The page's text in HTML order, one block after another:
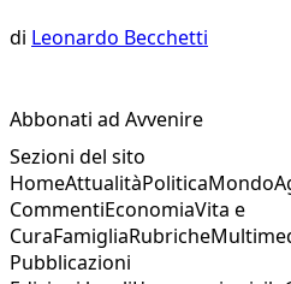
di Leonardo Becchetti
Abbonati ad Avvenire
Sezioni del sito
HomeAttualitàPoliticaMondo
CommentiEconomiaVita e
CuraFamigliaRubriche
Pubblicazioni